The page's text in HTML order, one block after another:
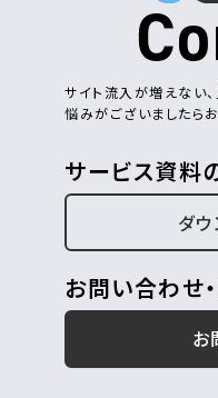
サイト流入が増えない
悩みがございましたら
サービス資料
ダ
お問い合わせ
お